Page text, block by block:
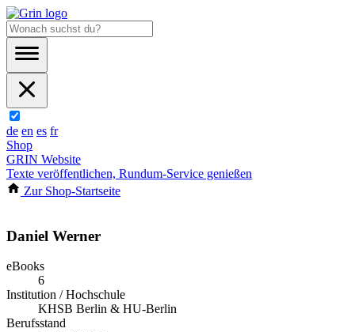
de en es fr
Shop
GRIN Website
Texte veröffentlichen, Rundum-Service genießen
Zur Shop-Startseite
Daniel Werner
eBooks
6
Institution / Hochschule
KHSB Berlin & HU-Berlin
Berufsstand